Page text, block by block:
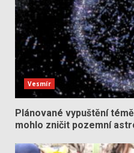
Vesmír
Plánované vypuštění
mohlo zničit pozemní